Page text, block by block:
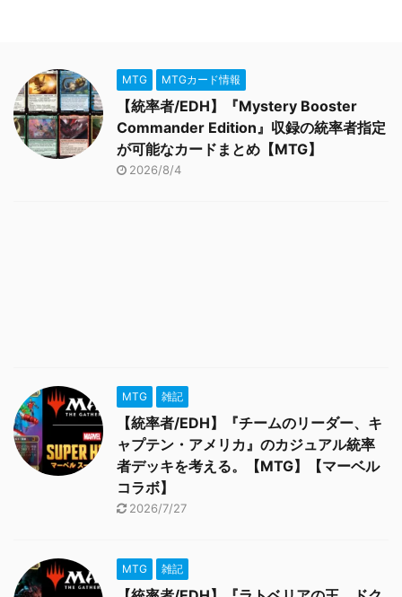
MTG MTGカード情報
【統率者/EDH】『Mystery Booster
Commander Edition』収録の統率者指定
が可能なカードまとめ【MTG】
2026/8/4
MTG 雑記
【統率者/EDH】『チームのリーダー、キ
ャプテン・アメリカ』のカジュアル統率
者デッキを考える。【MTG】【マーベル
コラボ】
2026/7/27
MTG 雑記